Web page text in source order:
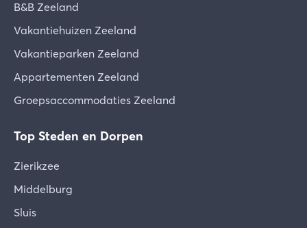
B&B Zeeland
Vakantiehuizen Zeeland
Vakantieparken Zeeland
Appartementen Zeeland
Groepsaccommodaties Zeeland
Top Steden en Dorpen
Zierikzee
Middelburg
Sluis